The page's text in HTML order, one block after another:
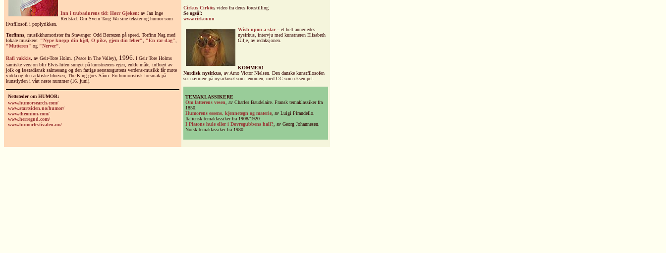
Inn i trubadurens tid: Hørr Gjøken: av Jan Inge
Reilstad. Om Svein Tang Wa sine tekster og humor som
livsfilosofi i poplyrikken.
Torfinns , musikkhumorister fra Stavanger. Odd Børrezen på speed. Torfinn Nag med
lokale musikere: "Nype knepp din kjøl, O pike, gjem din feber" "En rar dag"
"Mutteren" og "Nerver"
Rafi vakkis, av Geir-Tore Holm. (Peace In The Valley), 1996. I Geir Tore Holms
samiske versjon blir Elvis-hiten sunget på kunstnerens egen, enkle måte, influert av
joik og læstadiansk salmesang og den fattige sørstatsguttens verdens-musikk får møte
vidda og den arktiske bluesen; The King goes Sámi. En humoristisk forsmak på
kunstlyden i vårt neste nummer (16. juni).
Nettsteder om HUMOR:
www.humorsearch.com/
www.startsiden.no/humor/
www.theonion.com/
www.herregud.com/
www.humorfestivalen.no/
Cirkus Cirkör, video fra deres forestilling
Se også!:
www.cirkor.nu
Wish upon a star– et helt annerledes
nysirkus, intervju med kunstneren Elisabeth
Gilje, av redaksjonen.
KOMMER!
Nordisk nysirkus , av Arno Victor Nielsen. Den danske kunstfilosofen
ser nærmere på nysirkuset som fenomen, med CC som eksempel.
TEMAKLASSIKERE
Om latterens vesen , av Charles Baudelaire. Fransk temaklassiker fra
1850.
Humorens essens, kjennetegn og materie , av Luigi Pirandello.
Italiensk temaklassiker fra 1908/1920.
I Platons hule eller i Dovregubbens hall? , av Georg Johannesen.
Norsk temaklassiker fra 1980.